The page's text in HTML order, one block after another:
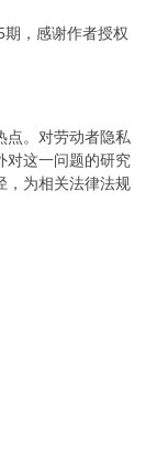
，感谢作者授权
点。对劳动者隐私
对这一问题的研究
，为相关法律法规